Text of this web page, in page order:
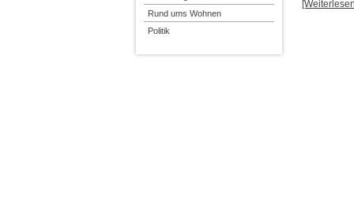
Rund ums Wohnen
Politik